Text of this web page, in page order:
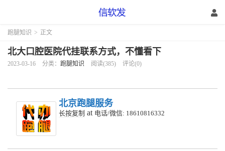
跑腿知识 > 正文
北大口腔医院代挂联系方式，不懂看下
2023-03-16 分类： 跑腿知识 阅读(385) 评论(0)
北京跑腿服务
长按复制 at 电话/微信: 18610816332